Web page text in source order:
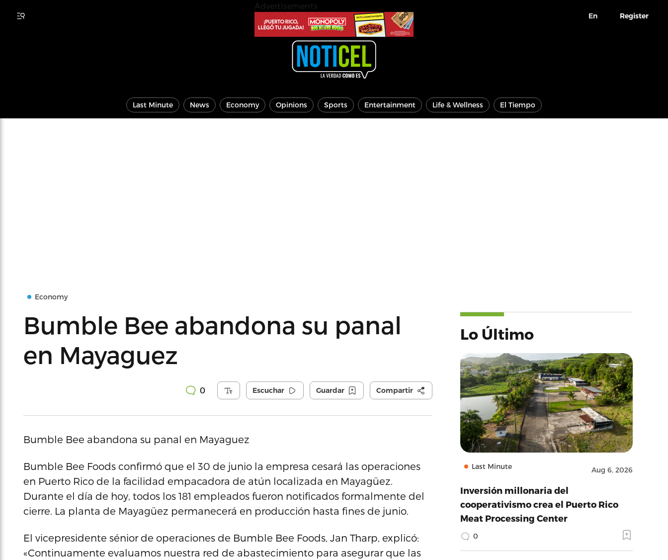
En Register
Last Minute News Economy Opinions Sports Entertainment Life & Wellness El Tiempo
Economy
Bumble Bee abandona su panal
en Mayaguez
0 Escuchar Guardar Compartir
Bumble Bee abandona su panal en Mayaguez
Bumble Bee Foods confirmó que el 30 de junio la empresa cesará las operaciones
en Puerto Rico de la facilidad empacadora de atún localizada en Mayagüez.
Durante el día de hoy, todos los 181 empleados fueron notificados formalmente del
cierre. La planta de Mayagüez permanecerá en producción hasta fines de junio.
El vicepresidente sénior de operaciones de Bumble Bee Foods, Jan Tharp, explicó:
«Continuamente evaluamos nuestra red de abastecimiento para asegurar que las
Lo Último
Last Minute Aug 6, 2026
Inversión millonaria del
cooperativismo crea el Puerto Rico
Meat Processing Center
0